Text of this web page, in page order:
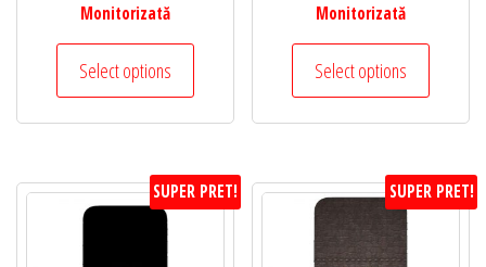
Monitorizată
Select options
Monitorizată
Select options
SUPER PRET! SUPER PRET!